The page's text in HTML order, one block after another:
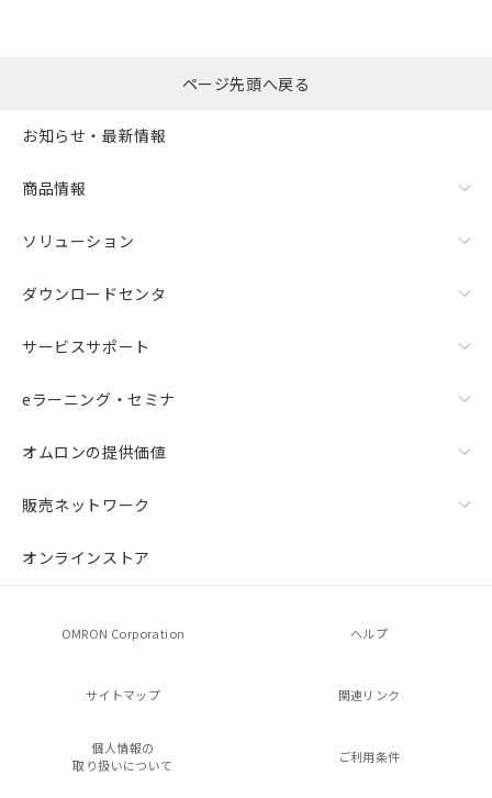
ページ先頭へ戻る
お知らせ・最新情報
商品情報
ソリューション
ダウンロードセンタ
サービスサポート
eラーニング・セミナ
オムロンの提供価値
販売ネットワーク
オンラインストア
OMRON Corporation ヘルプ
サイトマップ 関連リンク
個人情報の
取り扱いについて
ご利用条件